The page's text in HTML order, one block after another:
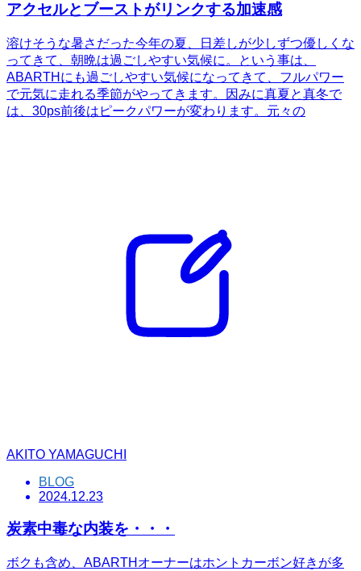
アクセルとブーストがリンクする加速感
溶けそうな暑さだった今年の夏、日差しが少しずつ優しくな
ってきて、朝晩は過ごしやすい気候に。という事は、
ABARTHにも過ごしやすい気候になってきて、フルパワー
で元気に走れる季節がやってきます。因みに真夏と真冬で
は、30ps前後はピークパワーが変わります。元々の
AKITO YAMAGUCHI
BLOG
2024.12.23
炭素中毒な内装を・・・
ボクも含め、ABARTHオーナーはホントカーボン好きが多